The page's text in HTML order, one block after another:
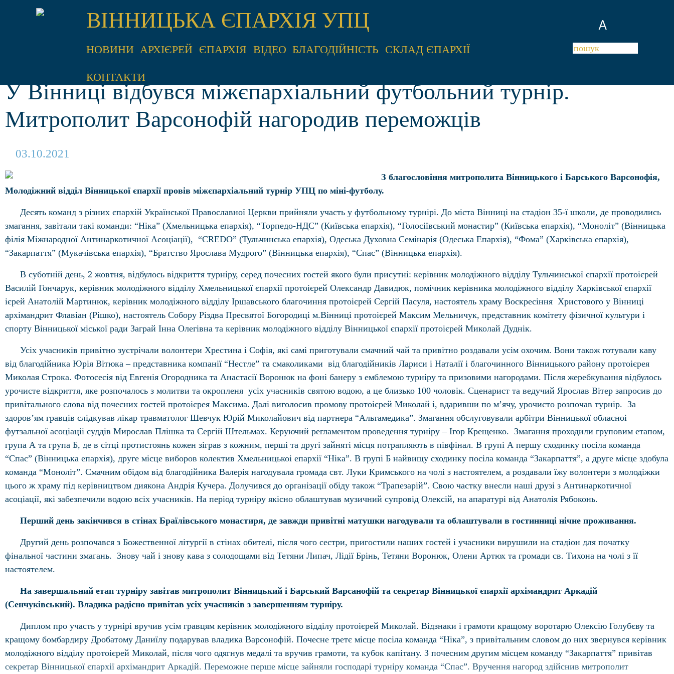
A
ВІННИЦЬКА ЄПАРХІЯ УПЦ
НОВИНИ АРХІЄРЕЙ ЄПАРХІЯ ВІДЕО БЛАГОДІЙНІСТЬ СКЛАД ЄПАРХІЇ
КОНТАКТИ
У Вінниці відбувся міжєпархіальний футбольний турнір.
Митрополит Варсонофій нагородив переможців
03.10.2021
З благословіння митрополита Вінницького і Барського Варсонофія,
Молодіжний відділ Вінницької єпархії провів міжєпархіальний турнір УПЦ по міні-футболу.
Десять команд з різних єпархій Української Православної Церкви прийняли участь у футбольному турнірі. До міста Вінниці на стадіон 35-ї школи, де проводились
змагання, завітали такі команди: “Ніка” (Хмельницька епархія), “Торпедо-НДС” (Київська епархія), “Голосіївський монастир” (Київська епархія), “Моноліт” (Вінницька
філія Міжнародної Антинаркотичної Асоціації), “CREDO” (Тульчинська епархія), Одеська Духовна Семінарія (Одеська Епархія), “Фома” (Харківська епархія),
“Закарпаття” (Мукачівська епархія), “Братство Ярослава Мудрого” (Вінницька епархія), “Спас” (Вінницька епархія).
В суботній день, 2 жовтня, відбулось відкриття турніру, серед почесних гостей якого були присутні: керівник молодіжного відділу Тульчинської єпархії протоієрей
Василій Гончарук, керівник молодіжного відділу Хмельницької єпархії протоієрей Олександр Давидюк, помічник керівника молодіжного відділу Харківської єпархії
ієрей Анатолій Мартинюк, керівник молодіжного відділу Іршавського благочиння протоієрей Сергій Пасуля, настоятель храму Воскресіння Христового у Вінниці
архімандрит Флавіан (Рішко), настоятель Собору Різдва Пресвятої Богородиці м.Вінниці протоієрей Максим Мельничук, представник комітету фізичної культури і
спорту Вінницької міської ради Заграй Інна Олегівна та керівник молодіжного відділу Вінницької єпархії протоієрей Миколай Дуднік.
Усіх учасників привітно зустрічали волонтери Хрестина і Софія, які самі приготували смачний чай та привітно роздавали усім охочим. Вони також готували каву
від благодійника Юрія Вітюка – представника компанії “Нестле” та смаколиками від благодійників Лариси і Наталії і благочинного Вінницького району протоієрея
Миколая Строка. Фотосесія від Евгенія Огородника та Анастасії Воронюк на фоні банеру з емблемою турніру та призовими нагородами. Після жеребкування відбулось
урочисте відкриття, яке розпочалось з молитви та окропленя усіх учасників святою водою, а це близько 100 чоловік. Сценарист та ведучий Ярослав Вітер запросив до
привітального слова від почесних гостей протоієрея Максима. Далі виголосив промову протоієрей Миколай і, вдаривши по м’ячу, урочисто розпочав турнір. За
здоров’ям гравців слідкував лікар травматолог Шевчук Юрій Миколайович від партнера “Альтамедика”. Змагання обслуговували арбiтри Вiнницької обласноi
футзальної асоцiацii суддiв Мирослав Плiшка та Сергiй Штельмах. Керуючий регламентом проведення турніру – Ігор Крещенко. Змагання проходили груповим етапом,
група А та група Б, де в сiтцi протистоянь кожен зiграв з кожним, першi та другi зайнятi мiсця потрапляють в пiвфiнал. В групi А першу сходинку посiла команда
“Спас” (Вiнницька епархiя), друге мiсце виборов колектив Хмельницькоi епархiї “Нiка”. В групi Б найвищу сходинку посiла команда “Закарпаття”, а друге мiсце здобула
команда “Моноліт”. Смачним обідом від благодійника Валерія нагодувала громада свт. Луки Кримського на чолі з настоятелем, а роздавали їжу волонтери з молодіжки
цього ж храму під керівництвом диякона Андрія Кучера. Долучився до організації обіду також “Трапезарій”. Свою частку внесли наші друзі з Антинаркотичної
асоціації, які забезпечили водою всіх учасників. На період турніру якісно облаштував музичний супровід Олексій, на апаратурі від Анатолія Рябоконь.
Перший день закінчився в стінах Браїлівського монастиря, де завжди привітні матушки нагодували та облаштували в гостинниці нічне проживання.
Другий день розпочався з Божественної літургії в стінах обителі, після чого сестри, пригостили наших гостей і учасники вирушили на стадіон для початку
фінальної частини змагань. Знову чай і знову кава з солодощами від Тетяни Липач, Лідії Брінь, Тетяни Воронюк, Олени Артюх та громади св. Тихона на чолі з її
настоятелем.
На завершальний етап турніру завітав митрополит Вінницький і Барський Варсанофій та секретар Вінницької єпархії архімандрит Аркадій
(Сенчуківський). Владика радісно привітав усіх учасників з завершенням турніру.
Диплом про участь у турнірі вручив усім гравцям керівник молодіжного відділу протоієрей Миколай. Відзнаки і грамоти кращому воротарю Олексію Голубєву та
кращому бомбардиру Дробатому Даниїлу подарував владика Варсонофій. Почесне третє місце посіла команда “Ніка”, з привітальним словом до них звернувся керівник
молодіжного відділу протоієрей Миколай, після чого одягнув медалі та вручив грамоти, та кубок капітану. З почесним другим місцем команду “Закарпаття” привітав
секретар Вінницької єпархії архімандрит Аркадій. Переможне перше місце зайняли господарі турніру команда “Спас”. Вручення нагород здійснив митрополит